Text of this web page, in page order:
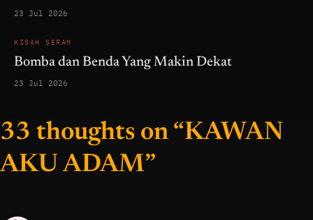
23 Jul 2026
KISAH SERAM
Bomba dan Benda Yang Makin Dekat
23 Jul 2026
33 thoughts on “KAWAN
AKU ADAM”